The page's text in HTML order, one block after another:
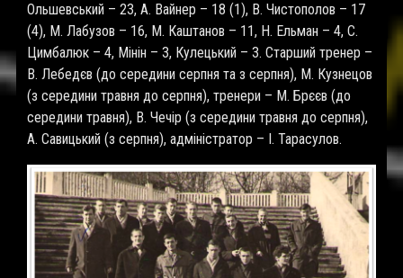
Ольшевський – 23, А. Вайнер – 18 (1), В. Чистополов – 17
(4), М. Лабузов – 16, М. Каштанов – 11, Н. Ельман – 4, С.
Цимбалюк – 4, Мінін – 3, Кулецький – 3. Старший тренер –
В. Лебедєв (до середини серпня та з серпня), М. Кузнецов
(з середини травня до серпня), тренери – М. Брєєв (до
середини травня), В. Чечір (з середини травня до серпня),
А. Савицький (з серпня), адміністратор – І. Тарасулов.